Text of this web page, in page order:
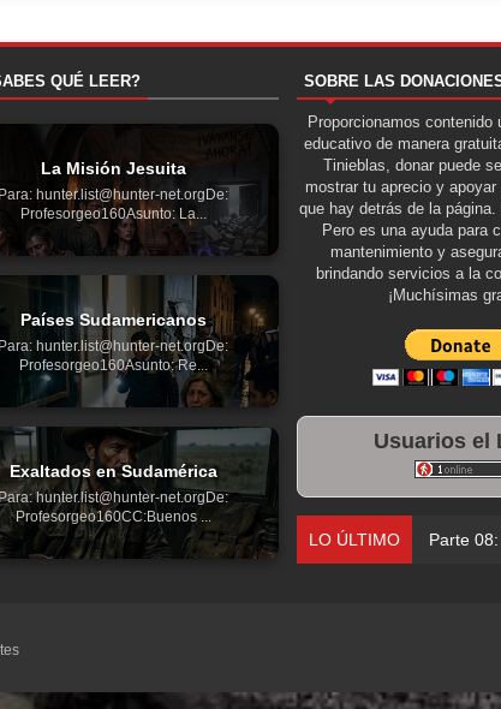
QUÉ LEER?
La Misión Jesuita
Para: hunter.list@hunter-net.orgDe:
Profesorgeo160Asunto: La...
Países Sudamericanos
Para: hunter.list@hunter-net.orgDe:
Profesorgeo160Asunto: Re...
Exaltados en Sudamérica
Para: hunter.list@hunter-net.orgDe:
Profesorgeo160CC:Buenos ...
SOBRE LAS
Proporcionamos contenido
educativo de manera
Tinieblas, donar puede
mostrar tu aprecio y apoyar
que hay detrás de la página.
Pero es una ayuda para
mantenimiento y
brindando servicios a la
¡Muchísimas
Usuarios el
LO ÚLTIMO Parte 08: